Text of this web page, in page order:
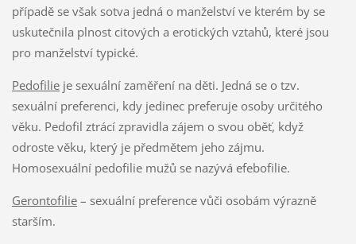
případě se však sotva jedná o manželství ve kterém by se
uskutečnila plnost citových a erotických vztahů, které jsou
pro manželství typické.
Pedofilieje sexuální zaměření na děti. Jedná se o tzv.
sexuální preferenci, kdy jedinec preferuje osoby určitého
věku. Pedofil ztrácí zpravidla zájem o svou oběť, když
odroste věku, který je předmětem jeho zájmu.
Homosexuální pedofilie mužů se nazývá efebofilie.
Gerontofilie– sexuální preference vůči osobám výrazně
starším.